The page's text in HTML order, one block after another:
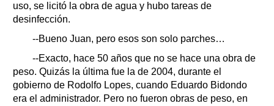
uso, se licitó la obra de agua y hubo tareas de
desinfección.
--Bueno Juan, pero esos son solo parches…
--Exacto, hace 50 años que no se hace una obra de
peso. Quizás la última fue la de 2004, durante el
gobierno de Rodolfo Lopes, cuando Eduardo Bidondo
era el administrador. Pero no fueron obras de peso, en